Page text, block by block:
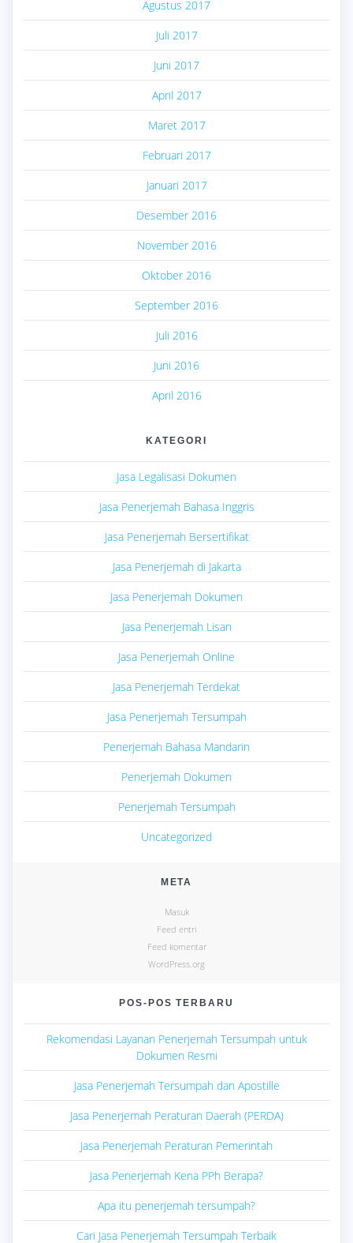
Agustus 2017
Juli 2017
Juni 2017
April 2017
Maret 2017
Februari 2017
Januari 2017
Desember 2016
November 2016
Oktober 2016
September 2016
Juli 2016
Juni 2016
April 2016
KATEGORI
Jasa Legalisasi Dokumen
Jasa Penerjemah Bahasa Inggris
Jasa Penerjemah Bersertifikat
Jasa Penerjemah di Jakarta
Jasa Penerjemah Dokumen
Jasa Penerjemah Lisan
Jasa Penerjemah Online
Jasa Penerjemah Terdekat
Jasa Penerjemah Tersumpah
Penerjemah Bahasa Mandarin
Penerjemah Dokumen
Penerjemah Tersumpah
Uncategorized
META
Masuk
Feed entri
Feed komentar
WordPress.org
POS-POS TERBARU
Rekomendasi Layanan Penerjemah Tersumpah untuk
Dokumen Resmi
Jasa Penerjemah Tersumpah dan Apostille
Jasa Penerjemah Peraturan Daerah (PERDA)
Jasa Penerjemah Peraturan Pemerintah
Jasa Penerjemah Kena PPh Berapa?
Apa itu penerjemah tersumpah?
Cari Jasa Penerjemah Tersumpah Terbaik